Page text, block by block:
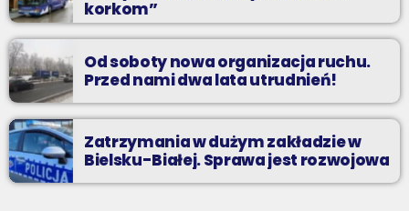
korkom”
Od soboty nowa organizacja ruchu.
Przed nami dwa lata utrudnień!
Zatrzymania w dużym zakładzie w
Bielsku-Białej. Sprawa jest rozwojowa